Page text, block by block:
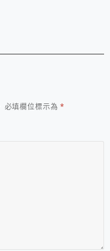
必填欄位標示為*